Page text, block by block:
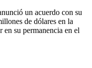
un acuerdo con su
de dólares en la
en su permanencia en el